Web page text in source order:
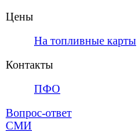
Цены
На топливные карты
Контакты
ПФО
Вопрос-ответ
СМИ